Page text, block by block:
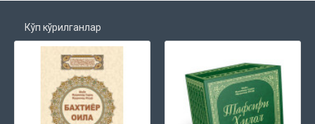
Кўп кўрилганлар